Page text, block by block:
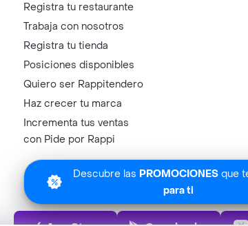
Descubre las PROMOCIONES que
para ti
Registra tu restaurante
Trabaja con nosotros
Registra tu tienda
Posiciones disponibles
Quiero ser Rappitendero
Haz crecer tu marca
Incrementa tus ventas
con Pide por Rappi
App Store Play Store